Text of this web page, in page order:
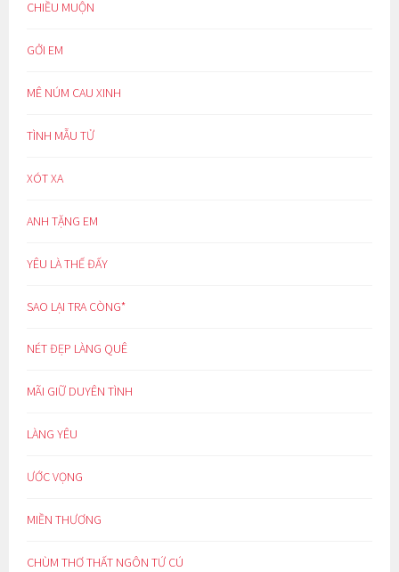
CHIỀU MUỘN
GỞI EM
MÊ NÚM CAU XINH
TÌNH MẪU TỬ
XÓT XA
ANH TẶNG EM
YÊU LÀ THẾ ĐẤY
SAO LẠI TRA CÒNG*
NÉT ĐẸP LÀNG QUÊ
MÃI GIỮ DUYÊN TÌNH
LÀNG YÊU
ƯỚC VỌNG
MIỀN THƯƠNG
CHÙM THƠ THẤT NGÔN TỨ CÚ